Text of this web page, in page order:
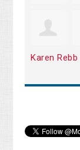
Karen Rebb